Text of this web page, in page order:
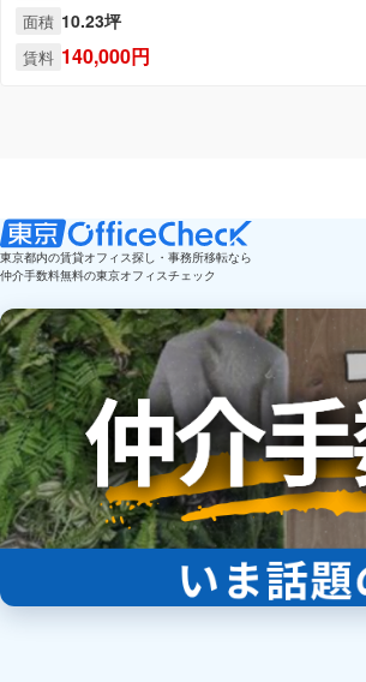
面積 10.23坪
賃料 140,000円
東京都内の賃貸オフィス探し・事務所移転なら
仲介手数料無料の東京オフィスチェック